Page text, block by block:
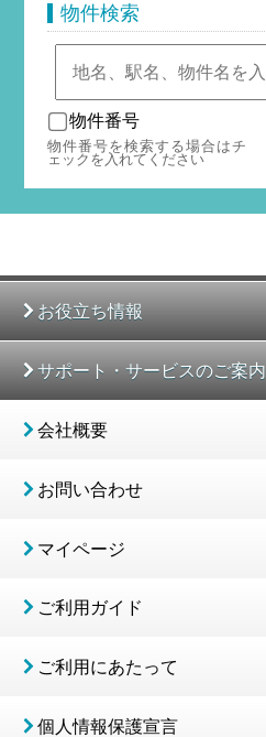
物件検索
物件番号
物件番号を検索する場合はチ
ェックを入れてください
お役立ち情報
サポート・サービスのご案内
会社概要
お問い合わせ
マイページ
ご利用ガイド
ご利用にあたって
個人情報保護宣言